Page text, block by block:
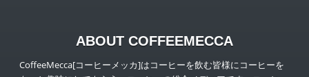
ABOUT COFFEEMECCA
CoffeeMecca[コーヒーメッカ]はコーヒーを飲む皆様にコーヒーを